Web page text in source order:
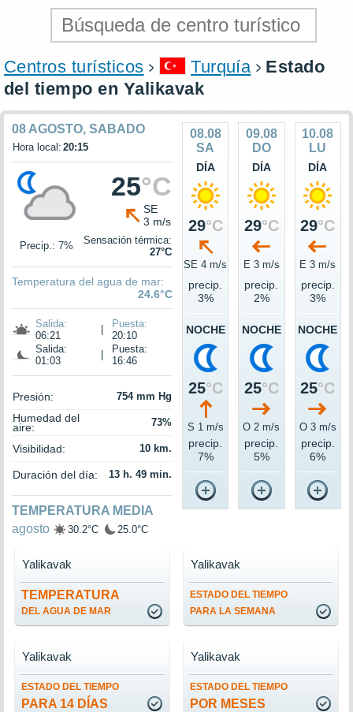
Centros turísticos Turquía
Estado
del tiempo en Yalikavak
08 AGOSTO, SABADO
Hora local: 20:15
25°C
SE
3 m/s
Precip.: 7%
Sensación térmica:
27°C
Temperatura del agua de mar:
24.6°C
Salida:
06:21
Puesta:
20:10
Salida:
01:03
Puesta:
16:46
Presión: 754 mm Hg
Humedad del
aire: 73%
Visibilidad: 10 km.
Duración del día: 13 h. 49 min.
TEMPERATURA MEDIA
agosto
30.2°C 25.0°C
08.08
SA
DÍA
29°C
SE 4 m/s
precip.
3%
NOCHE
25°C
S 1 m/s
precip.
7%
09.08
DO
DÍA
29°C
E 3 m/s
precip.
2%
NOCHE
25°C
O 2 m/s
precip.
5%
10.08
LU
DÍA
29°C
E 3 m/s
precip.
3%
NOCHE
25°C
O 3 m/s
precip.
6%
TEMPERATURA
DEL AGUA DE MAR
Yalikavak
ESTADO DEL TIEMPO
PARA LA SEMANA
Yalikavak
ESTADO DEL TIEMPO
PARA 14 DÍAS
Yalikavak
ESTADO DEL TIEMPO
POR MESES
Yalikavak